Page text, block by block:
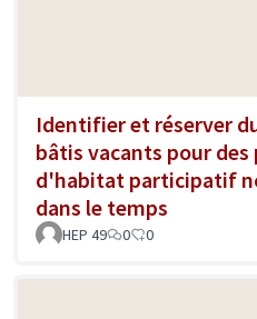
Identifier et réserver
bâtis vacants pour des
d'habitat participatif
dans le temps
HEP 49 0 0